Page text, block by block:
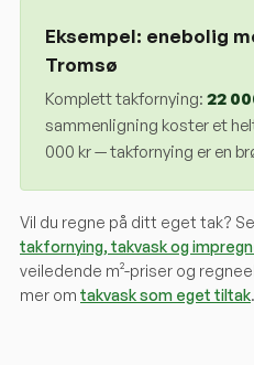
Eksempel: enebolig
Tromsø
Komplett takfornying: 22
sammenligning koster et
000 kr — takfornying er en
Vil du regne på ditt eget tak? Se
takfornying, takvask og
veiledende m²-priser og
mer om takvask som eget tiltak.